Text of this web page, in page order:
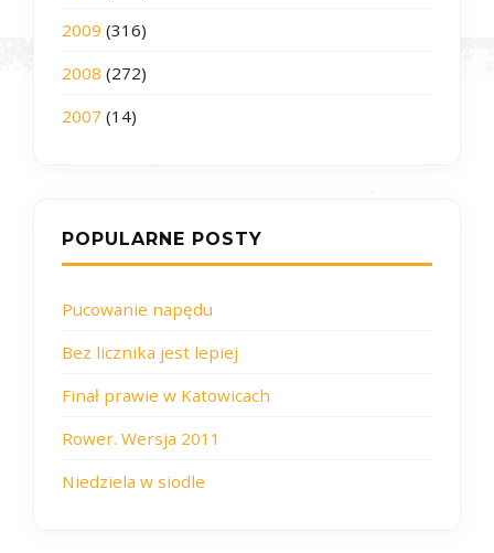
2009 (316)
2008 (272)
2007 (14)
POPULARNE POSTY
Pucowanie napędu
Bez licznika jest lepiej
Finał prawie w Katowicach
Rower. Wersja 2011
Niedziela w siodle